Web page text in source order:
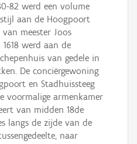
82 werd een volume
aan de Hoogpoort
meester Joos
1618 werd aan de
van gedele in
De conciërgewoning
en Stadhuissteeg
voormalige armenkamer
van midden 18de
langs de zijde van de
naar